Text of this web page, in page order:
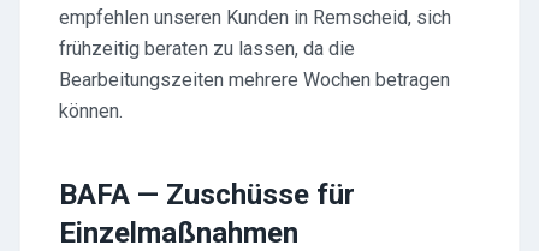
empfehlen unseren Kunden in Remscheid, sich
frühzeitig beraten zu lassen, da die
Bearbeitungszeiten mehrere Wochen betragen
können.
BAFA — Zuschüsse für
Einzelmaßnahmen